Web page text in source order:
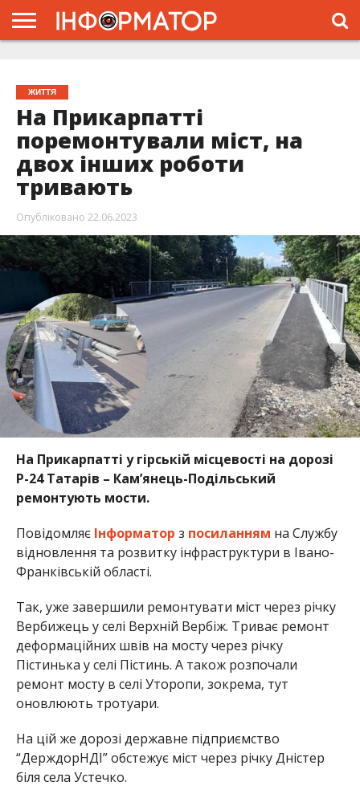
ЖИТТЯ
На Прикарпатті
поремонтували міст, на
двох інших роботи
тривають
Опубліковано 22.06.2023
На Прикарпатті у гірській місцевості на дорозі
Р-24 Татарів – Кам’янець-Подільський
ремонтують мости.
Повідомляє Інформатор з посиланням на Службу
відновлення та розвитку інфраструктури в Івано-
Франківській області.
Так, уже завершили ремонтувати міст через річку
Вербижець у селі Верхній Вербіж. Триває ремонт
деформаційних швів на мосту через річку
Пістинька у селі Пістинь. А також розпочали
ремонт мосту в селі Уторопи, зокрема, тут
оновлюють тротуари.
На цій же дорозі державне підприємство
“ДерждорНДІ” обстежує міст через річку Дністер
біля села Устечко.